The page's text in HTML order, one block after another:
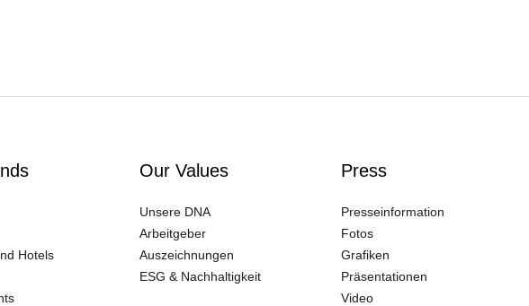
Hotels
Our Values
Unsere DNA
Arbeitgeber
Auszeichnungen
ESG & Nachhaltigkeit
Press
Presseinformation
Fotos
Grafiken
Präsentationen
Video